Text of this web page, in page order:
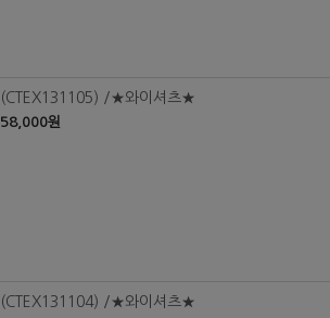
(CTEX131105) /★와이셔츠★
58,000원
(CTEX131104) /★와이셔츠★